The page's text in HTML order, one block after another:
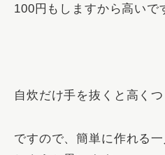
100円もしますから高いで
自炊だけ手を抜くと高くつ
ですので、簡単に作れる